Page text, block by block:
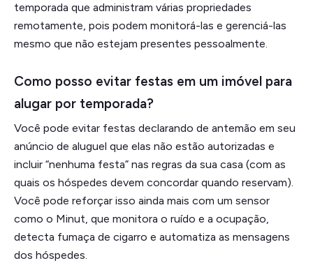
temporada que administram várias propriedades
remotamente, pois podem monitorá-las e gerenciá-las
mesmo que não estejam presentes pessoalmente.
Como posso evitar festas em um imóvel para
alugar por temporada?
Você pode evitar festas declarando de antemão em seu
anúncio de aluguel que elas não estão autorizadas e
incluir “nenhuma festa” nas regras da sua casa (com as
quais os hóspedes devem concordar quando reservam).
Você pode reforçar isso ainda mais com um sensor
como o Minut, que monitora o ruído e a ocupação,
detecta fumaça de cigarro e automatiza as mensagens
dos hóspedes.